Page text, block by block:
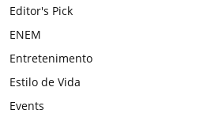
Editor's Pick
ENEM
Entretenimento
Estilo de Vida
Events